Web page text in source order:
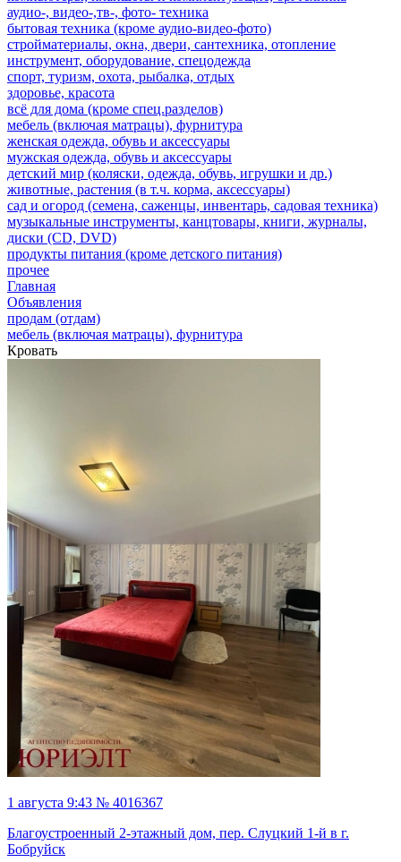
аудио-, видео-,тв-, фото- техника
бытовая техника (кроме аудио-видео-фото)
стройматериалы, окна, двери, сантехника, отопление
инструмент, оборудование, спецодежда
спорт, туризм, охота, рыбалка, отдых
здоровье, красота
всё для дома (кроме спец.разделов)
мебель (включая матрацы), фурнитура
женская одежда, обувь и аксессуары
мужская одежда, обувь и аксессуары
детский мир (коляски, одежда, обувь, игрушки и др.)
животные, растения (в т.ч. корма, аксессуары)
сад и огород (семена, саженцы, инвентарь, садовая техника)
музыкальные инструменты, канцтовары, книги, журналы,
диски (CD, DVD)
продукты питания (кроме детского питания)
прочее
Главная
Объявления
продам (отдам)
мебель (включая матрацы), фурнитура
Кровать
1 августа 9:43 № 4016367
Благоустроенный 2-этажный дом, пер. Слуцкий 1-й в г.
Бобруйск